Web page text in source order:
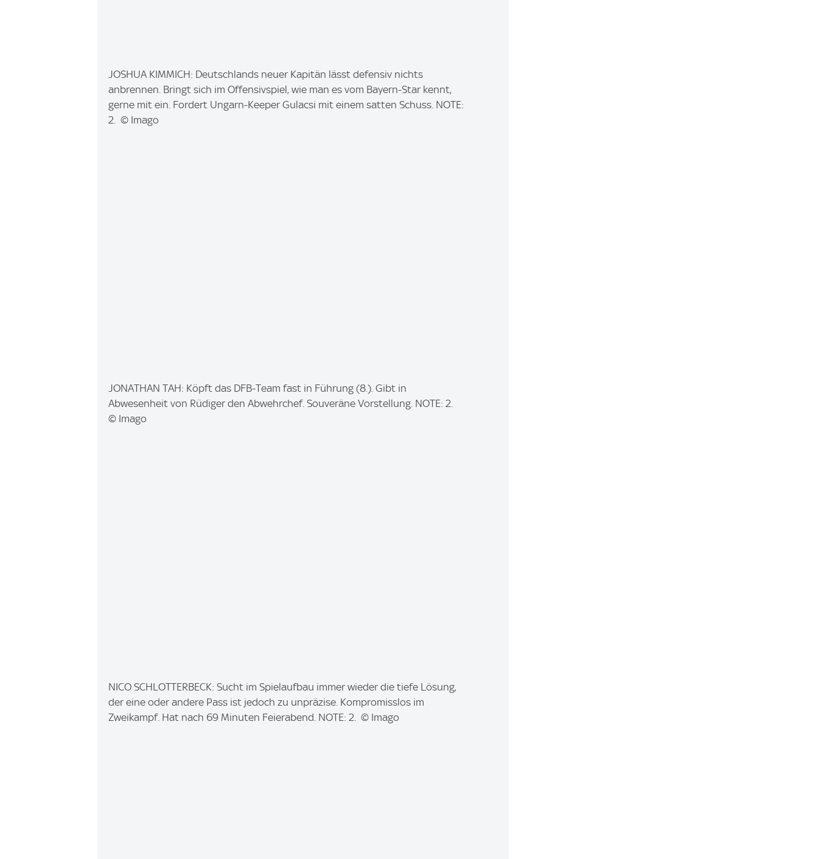
m
a
g
JOSHUA KIMMICH: Deutschlands neuer Kapitän lässt defensiv nichts
anbrennen. Bringt sich im Offensivspiel, wie man es vom Bayern-Star kennt,
gerne mit ein. Fordert Ungarn-Keeper Gulacsi mit einem satten Schuss. NOTE:
2. © Imago
I
m
a
JONATHAN TAH: Köpft das DFB-Team fast in Führung (8.). Gibt in
Abwesenheit von Rüdiger den Abwehrchef. Souveräne Vorstellung. NOTE: 2.
© Imago
I
m
a
NICO SCHLOTTERBECK: Sucht im Spielaufbau immer wieder die tiefe Lösung,
der eine oder andere Pass ist jedoch zu unpräzise. Kompromisslos im
Zweikampf. Hat nach 69 Minuten Feierabend. NOTE: 2. © Imago